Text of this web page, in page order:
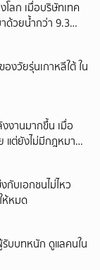
โลก เมื่อบริษัทเทค
ด้วยน้ำกว่า 9.3
องวัยรุ่นเกาหลีใต้ ใน
งานมากขึ้น เมื่อ
แต่ยังไม่มีกฎหมาย
กับเอกชนไม่ไหว
ห้หมด
บบทหนัก ดูแลคนใน